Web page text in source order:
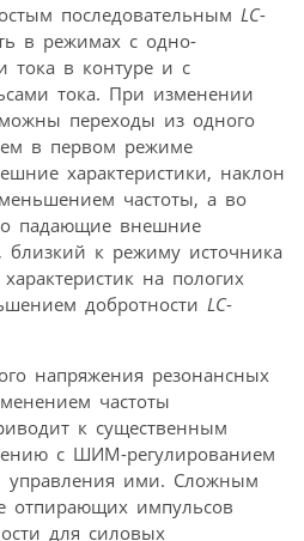
последовательным LC-
в режимах с одно­
тока в контуре и с
тока. При изменении
переходы из одного
в первом режиме
характеристики, наклон
частоты, а во
падающие внешние
близкий к режиму источника
на пологих
добротности LC-
напряжения резонансных
частоты
к существенным
с ШИМ-регулированием
управления ими. Сложным
отпирающих импульсов
для силовых